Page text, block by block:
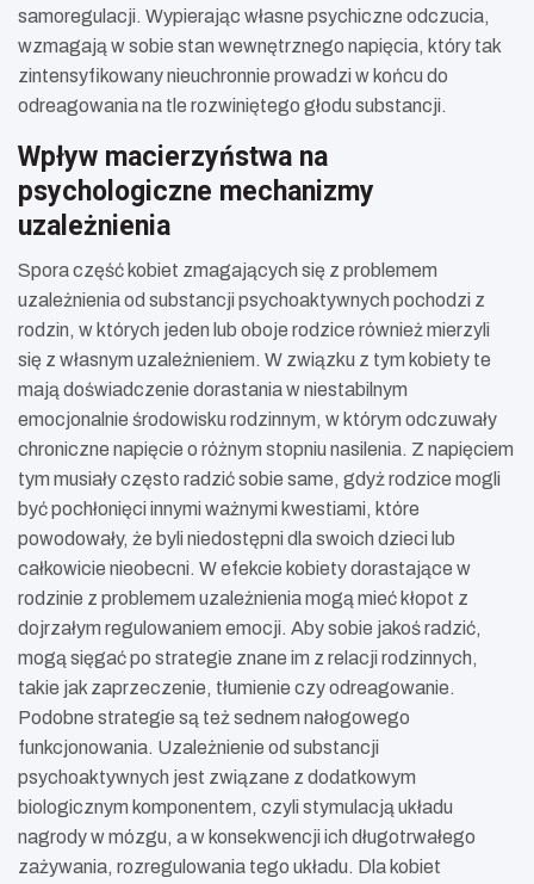
samoregulacji. Wypierając własne psychiczne odczucia,
wzmagają w sobie stan wewnętrznego napięcia, który tak
zintensyfikowany nieuchronnie prowadzi w końcu do
odreagowania na tle rozwiniętego głodu substancji.
Wpływ macierzyństwa na
psychologiczne mechanizmy
uzależnienia
Spora część kobiet zmagających się z problemem
uzależnienia od substancji psychoaktywnych pochodzi z
rodzin, w których jeden lub oboje rodzice również mierzyli
się z własnym uzależnieniem. W związku z tym kobiety te
mają doświadczenie dorastania w niestabilnym
emocjonalnie środowisku rodzinnym, w którym odczuwały
chroniczne napięcie o różnym stopniu nasilenia. Z napięciem
tym musiały często radzić sobie same, gdyż rodzice mogli
być pochłonięci innymi ważnymi kwestiami, które
powodowały, że byli niedostępni dla swoich dzieci lub
całkowicie nieobecni. W efekcie kobiety dorastające w
rodzinie z problemem uzależnienia mogą mieć kłopot z
dojrzałym regulowaniem emocji. Aby sobie jakoś radzić,
mogą sięgać po strategie znane im z relacji rodzinnych,
takie jak zaprzeczenie, tłumienie czy odreagowanie.
Podobne strategie są też sednem nałogowego
funkcjonowania. Uzależnienie od substancji
psychoaktywnych jest związane z dodatkowym
biologicznym komponentem, czyli stymulacją układu
nagrody w mózgu, a w konsekwencji ich długotrwałego
zażywania, rozregulowania tego układu. Dla kobiet